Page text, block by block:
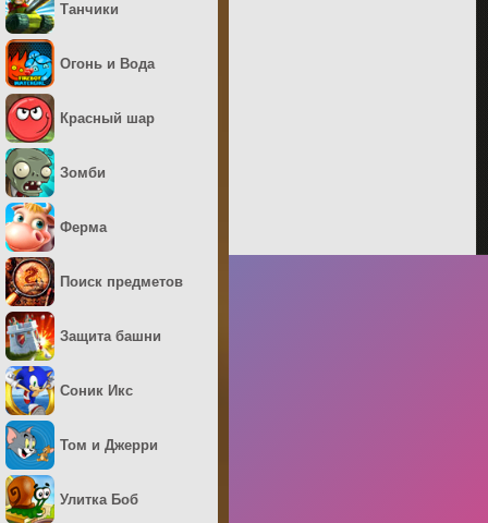
Танчики
Огонь и Вода
Красный шар
Зомби
Ферма
Поиск предметов
Защита башни
Соник Икс
Том и Джерри
Улитка Боб